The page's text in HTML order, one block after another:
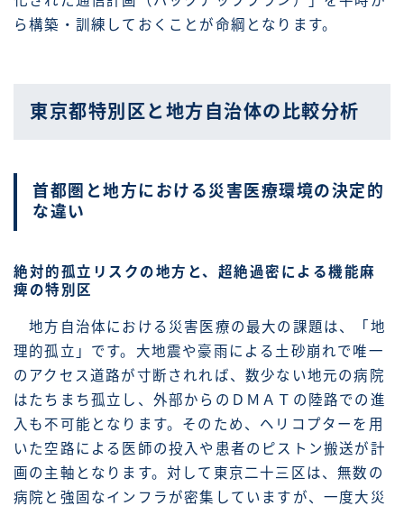
ら構築・訓練しておくことが命綱となります。
東京都特別区と地方自治体の比較分析
首都圏と地方における災害医療環境の決定的
な違い
絶対的孤立リスクの地方と、超絶過密による機能麻
痺の特別区
地方自治体における災害医療の最大の課題は、「地
理的孤立」です。大地震や豪雨による土砂崩れで唯一
のアクセス道路が寸断されれば、数少ない地元の病院
はたちまち孤立し、外部からのＤＭＡＴの陸路での進
入も不可能となります。そのため、ヘリコプターを用
いた空路による医師の投入や患者のピストン搬送が計
画の主軸となります。対して東京二十三区は、無数の
病院と強固なインフラが密集していますが、一度大災